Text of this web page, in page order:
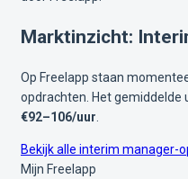
Marktinzicht:
Op Freelapp staan
opdrachten. Het
€92–106/uur
Bekijk alle interim manager-
Mijn Freelapp